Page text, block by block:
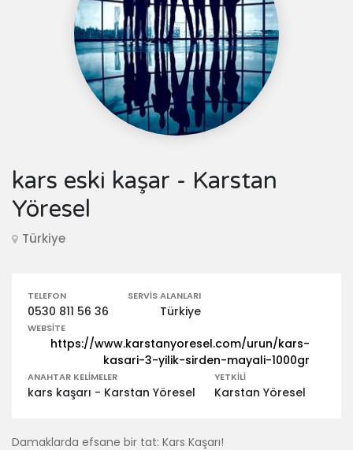
kars eski kaşar - Karstan
Yöresel
Türkiye
TELEFON
0530 811 56 36
SERVIS ALANLARI
Türkiye
WEBSITE
https://www.karstanyoresel.com/urun/kars-
kasari-3-yilik-sirden-mayali-1000gr
ANAHTAR KELIMELER
kars kaşarı - Karstan Yöresel
YETKILI
Karstan Yöresel
Damaklarda efsane bir tat: Kars Kaşarı!